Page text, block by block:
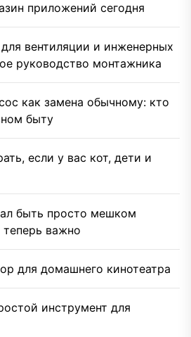
приложений сегодня
вентиляции и инженерных
руководство монтажника
как замена обычному: кто
быту
если у вас кот, дети и
быть просто мешком
теперь важно
для домашнего кинотеатра
инструмент для